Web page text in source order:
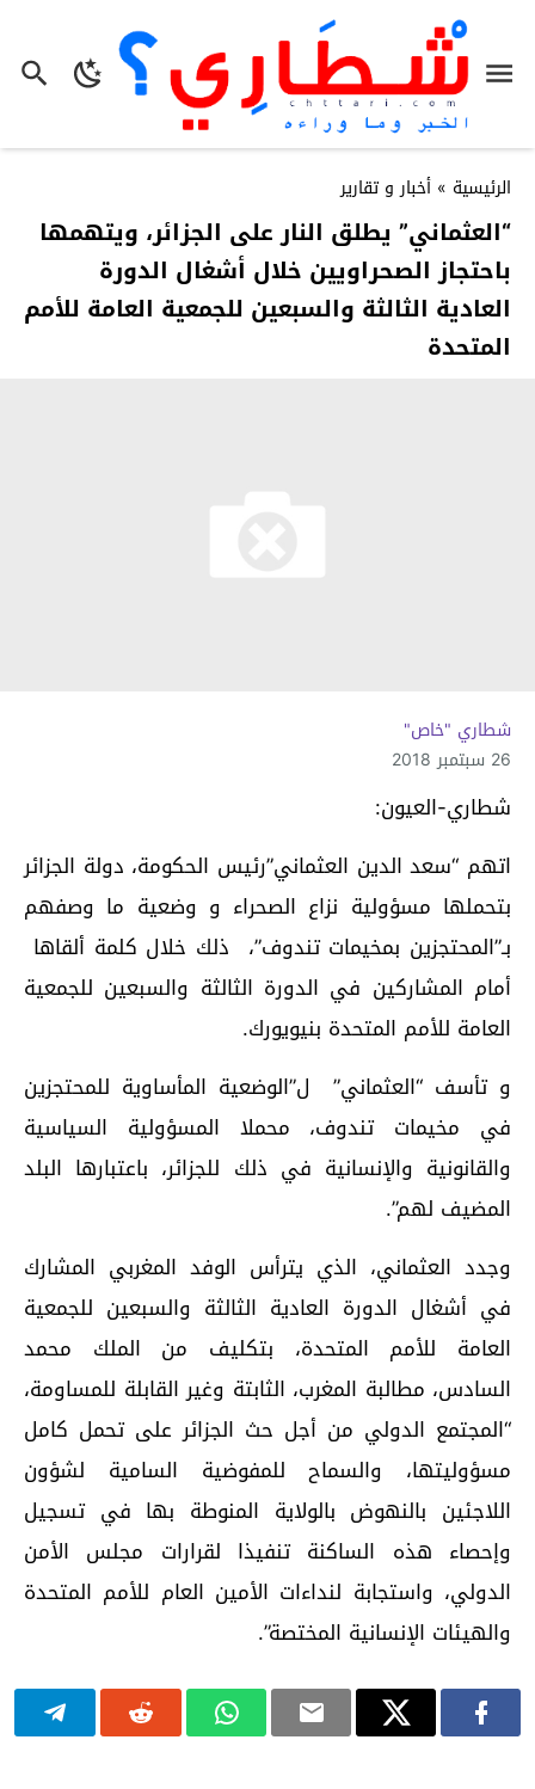
الرئيسية » أخبار و تقارير
“العثماني” يطلق النار على الجزائر، ويتهمها
باحتجاز الصحراويين خلال أشغال الدورة
العادية الثالثة والسبعين للجمعية العامة للأمم
المتحدة
شطاري "خاص"
26 سبتمبر 2018
شطاري-العيون:
اتهم “سعد الدين العثماني”رئيس الحكومة، دولة الجزائر
بتحملها مسؤولية نزاع الصحراء و وضعية ما وصفهم
بـ”المحتجزين بمخيمات تندوف”، ذلك خلال كلمة ألقاها
أمام المشاركين في الدورة الثالثة والسبعين للجمعية
العامة للأمم المتحدة بنيويورك.
و تأسف “العثماني” ل”الوضعية المأساوية للمحتجزين
في مخيمات تندوف، محملا المسؤولية السياسية
والقانونية والإنسانية في ذلك للجزائر، باعتبارها البلد
المضيف لهم”.
وجدد العثماني، الذي يترأس الوفد المغربي المشارك
في أشغال الدورة العادية الثالثة والسبعين للجمعية
العامة للأمم المتحدة، بتكليف من الملك محمد
السادس، مطالبة المغرب، الثابتة وغير القابلة للمساومة،
“المجتمع الدولي من أجل حث الجزائر على تحمل كامل
مسؤوليتها، والسماح للمفوضية السامية لشؤون
اللاجئين بالنهوض بالولاية المنوطة بها في تسجيل
وإحصاء هذه الساكنة تنفيذا لقرارات مجلس الأمن
الدولي، واستجابة لنداءات الأمين العام للأمم المتحدة
والهيئات الإنسانية المختصة”.